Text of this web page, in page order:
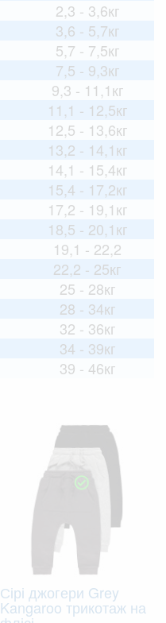
2,3 - 3,6кг
3,6 - 5,7кг
5,7 - 7,5кг
7,5 - 9,3кг
9,3 - 11,1кг
11,1 - 12,5кг
12,5 - 13,6кг
13,2 - 14,1кг
14,1 - 15,4кг
15,4 - 17,2кг
17,2 - 19,1кг
18,5 - 20,1кг
19,1 - 22,2
22,2 - 25кг
25 - 28кг
28 - 34кг
32 - 36кг
34 - 39кг
39 - 46кг
Сірі джогери Grey
Kangaroo трикотаж на